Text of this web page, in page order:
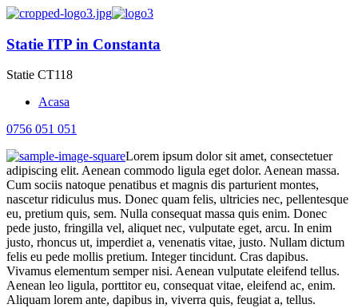
Statie ITP in Constanta
Statie CT118
Acasa
0756 051 051
Lorem ipsum dolor sit amet, consectetuer
adipiscing elit. Aenean commodo ligula eget dolor. Aenean massa.
Cum sociis natoque penatibus et magnis dis parturient montes,
nascetur ridiculus mus. Donec quam felis, ultricies nec, pellentesque
eu, pretium quis, sem. Nulla consequat massa quis enim. Donec
pede justo, fringilla vel, aliquet nec, vulputate eget, arcu. In enim
justo, rhoncus ut, imperdiet a, venenatis vitae, justo. Nullam dictum
felis eu pede mollis pretium. Integer tincidunt. Cras dapibus.
Vivamus elementum semper nisi. Aenean vulputate eleifend tellus.
Aenean leo ligula, porttitor eu, consequat vitae, eleifend ac, enim.
Aliquam lorem ante, dapibus in, viverra quis, feugiat a, tellus.